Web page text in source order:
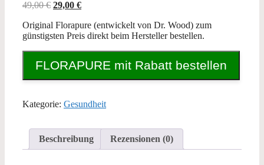
49,00€ Ursprünglicher
war:
49,00 €
29,00 €Aktueller
ist:
29,00 €.
Original Florapure (entwickelt von Dr. Wood) zum
günstigsten Preis direkt beim Hersteller bestellen.
FLORAPURE mit Rabatt bestellen
Kategorie: Gesundheit
Beschreibung Rezensionen (0)